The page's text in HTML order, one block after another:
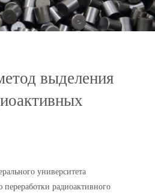
выделения
университета
переработки радиоактивного